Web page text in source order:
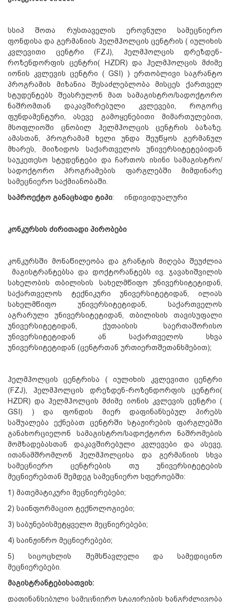
სსიპ შოთა რუსთაველის ეროვნული სამეცნიერო
ფონდისა და გერმანიის ჰელმჰოლცის ცენტრის ( იულიხის
კვლევითი ცენტრი (FZJ), ჰელმჰოლცის დრეზდენ-
როზენდორფის ცენტრი( HZDR) და ჰელმჰოლცის მძიმე
იონის კვლევის ცენტრი ( GSI) ) ერთობლივი საგრანტო
პროგრამის მიზანია შესაძლებლობა მისცეს ქართველ
სტუდენტებს შეასრულონ მათ სამაგისტრო/სადოქტორო
ნაშრომთან დაკავშირებული კვლევები, როგორც
ფუნდამენტური, ასევე გამოყენებითი მიმართულებით,
მსოფლიოში ცნობილ ჰელმჰოლცის ცენტრის ბაზაზე.
ამასთან, პროგრამამ ხელი უნდა შეუწყოს გერმანულ
მხარეს, მიიზიდოს საქართველოს უნივერსიტეტებიდან
საუკეთესო სტუდენტები და ჩართოს ისინი სამაგისტრო/
სადოქტორო პროგრამების ფარგლებში მიმდინარე
სამეცნიერო საქმიანობაში.
საპროექტო განაცხადი ტიპი: ინდივიდუალური
კონკურსის ძირითადი პირობები
კონკურსში მონაწილეობა და გრანტის მიღება შეუძლია
მაგისტრანტებსა და დოქტორანტებს ივ. ჯავახიშვილის
სახელობის თბილისის სახელმწიფო უნივერსიტეტიდან,
საქართველოს ტექნიკური უნივერსიტეტიდან, ილიას
სახელმწიფო უნივერსიტეტიდან, საქართველოს
აგრარული უნივერსიტეტიდან, თბილისის თავისუფალი
უნივერსიტეტიდან, ქუთაისის საერთაშორისო
უნივერსიტეტიდან ან საქართველოს სხვა
უნივერსიტეტიდან (ცენტრთან ურთიერთშეთანხმებით);
ჰელმჰოლცის ცენტრისა ( იულიხის კვლევითი ცენტრი
(FZJ), ჰელმჰოლცის დრეზდენ-როზენდორფის ცენტრი(
HZDR) და ჰელმჰოლცის მძიმე იონის კვლევის ცენტრი (
GSI) ) და ფონდის მიერ დაფინანსებულ პირებს
საშუალება ექნებათ ცენტრში სტაჟირების ფარგლებში
განახორციელონ სამაგისტრო/სადოქტორო ნაშრომების
მომზადებასთან დაკავშირებული კვლევები და ასევე,
ითანამშრომლონ ჰელმჰოლცისა და გერმანიის სხვა
სამეცნიერო ცენტრების თუ უნივერსიტეტების
მეცნიერებთან შემდეგ სამეცნიერო სფეროებში:
1) მათემატიკური მეცნიერებები;
2) საინფორმაციო ტექნოლოგიები;
3) საბუნებისმეტყველო მეცნიერებები;
4) საინჟინრო მეცნიერებები;
5) სიცოცხლის შემსწავლელი და სამედიცინო
მეცნიერებები.
მაგისტრანტებისათვის:
დაფინანსებული სამეცნიერო სტაჟირების ხანგრძლივობა